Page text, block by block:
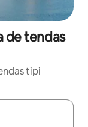
de tendas
tipi
explore-os